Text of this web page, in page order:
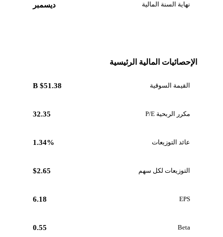
نهاية السنة المالية ديسمبر
الإحصائيات المالية الرئيسية
القيمة السوقية $51.38 B
مكرر الربحية P/E 32.35
عائد التوزيعات 1.34%
التوزيعات لكل سهم $2.65
EPS
6.18
Beta
0.55